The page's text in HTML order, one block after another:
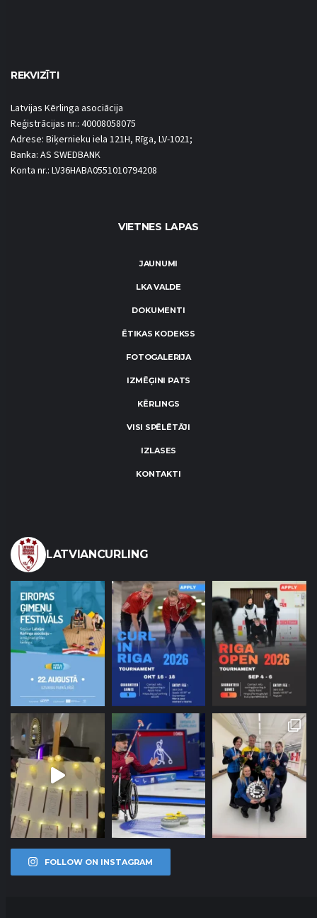
REKVIZĪTI
Latvijas Kērlinga asociācija
Reģistrācijas nr.: 40008058075
Adrese: Biķernieku iela 121H, Rīga, LV-1021;
Banka: AS SWEDBANK
Konta nr.: LV36HABA0551010794208
VIETNES LAPAS
JAUNUMI
LKA VALDE
DOKUMENTI
ĒTIKAS KODEKSS
FOTOGALERIJA
IZMĒĢINI PATS
KĒRLINGS
VISI SPĒLĒTĀJI
IZLASES
KONTAKTI
LATVIANCURLING
FOLLOW ON INSTAGRAM